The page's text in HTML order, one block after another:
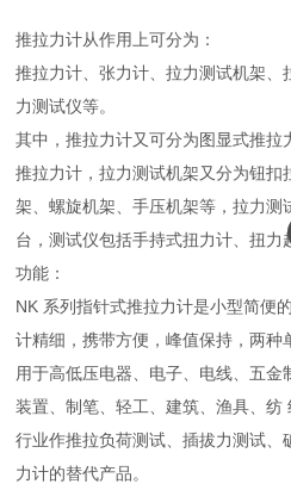
推拉力计从作用上可分为：
推拉力计、张力计、拉力测试机架、
力测试仪等。
其中，推拉力计又可分为图显式推
推拉力计，拉力测试机架又分为钮扣
架、螺旋机架、手压机架等，拉力测
台，测试仪包括手持式扭力计、扭力
功能：
NK 系列指针式推拉力计是小型简便
计精细，携带方便，峰值保持，两
用于高低压电器、电子、电线、五金
装置、制笔、轻工、建筑、渔具、
行业作推拉负荷测试、插拔力测试、
力计的替代产品。